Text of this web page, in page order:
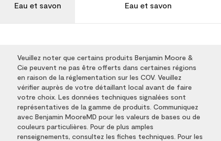
Eau et savon Eau et savon
Veuillez noter que certains produits Benjamin Moore &
Cie peuvent ne pas être offerts dans certaines régions
en raison de la réglementation sur les COV. Veuillez
vérifier auprès de votre détaillant local avant de faire
votre choix. Les données techniques signalées sont
représentatives de la gamme de produits. Communiquez
avec Benjamin MooreMD pour les valeurs de bases ou de
couleurs particulières. Pour de plus amples
renseignements, consultez les fiches techniques. Pour les